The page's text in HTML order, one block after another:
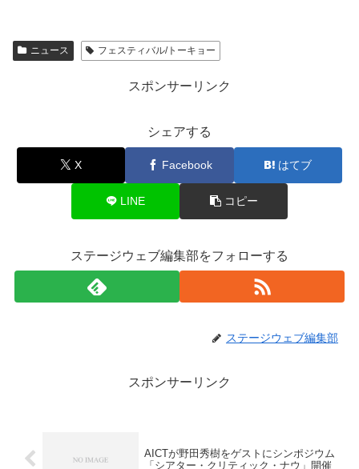
ニュース フェスティバル/トーキョー
スポンサーリンク
シェアする
X Facebook はてブ
LINE コピー
ステージウェブ編集部をフォローする
ステージウェブ編集部
スポンサーリンク
AICTが野田秀樹をゲストにシンポジウム
「シアター・クリティック・ナウ」開催